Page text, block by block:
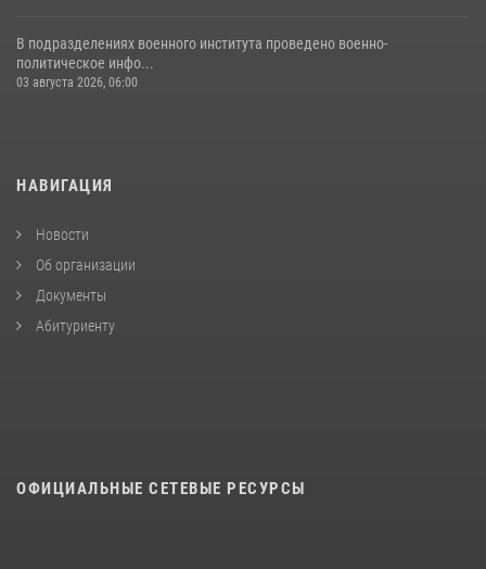
В подразделениях военного института проведено военно-
политическое инфо...
03 августа 2026, 06:00
НАВИГАЦИЯ
Новости
Об организации
Документы
Абитуриенту
ОФИЦИАЛЬНЫЕ СЕТЕВЫЕ РЕСУРСЫ